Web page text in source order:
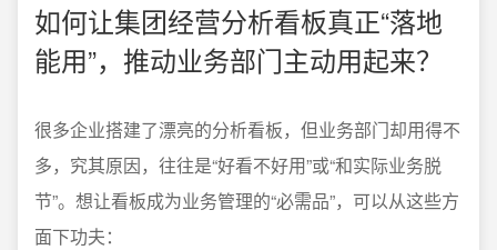
如何让集团经营分析看板真正“落地
能用”，推动业务部门主动用起来？
很多企业搭建了漂亮的分析看板，但业务部门却用得不
多，究其原因，往往是“好看不好用”或“和实际业务脱
节”。想让看板成为业务管理的“必需品”，可以从这些方
面下功夫：